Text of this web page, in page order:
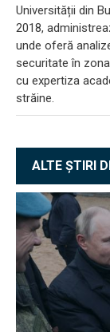
Universității din
2018,
unde oferă
securitate în
cu expertiza
străine.
ALTE ȘTIRI